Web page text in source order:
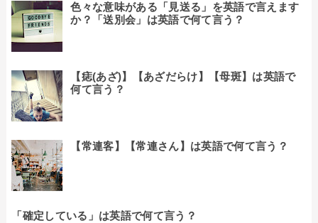
色々な意味がある「見送る」を英語で言えます
か？「送別会」は英語で何て言う？
【痣(あざ)】【あざだらけ】【母斑】は英語で
何て言う？
【常連客】【常連さん】は英語で何て言う？
「確定している」は英語で何て言う？